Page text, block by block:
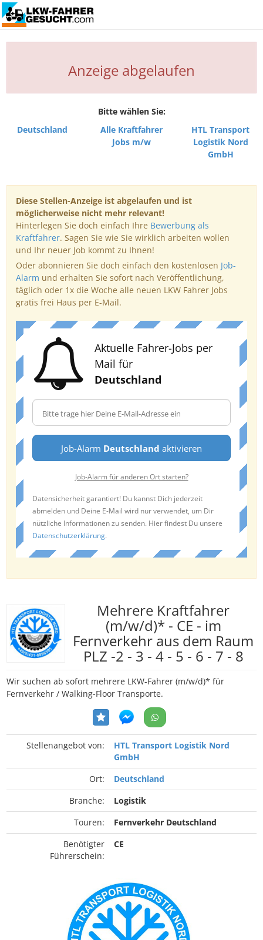
Anzeige abgelaufen
Bitte wählen Sie:
Deutschland
Alle Kraftfahrer
Jobs m/w
HTL Transport
Logistik Nord
GmbH
Diese Stellen-Anzeige ist abgelaufen und ist
möglicherweise nicht mehr relevant!
Hinterlegen Sie doch einfach Ihre Bewerbung als
Kraftfahrer. Sagen Sie wie Sie wirklich arbeiten wollen
und Ihr neuer Job kommt zu Ihnen!
Oder abonnieren Sie doch einfach den kostenlosen Job-
Alarm und erhalten Sie sofort nach Veröffentlichung,
täglich oder 1x die Woche alle neuen LKW Fahrer Jobs
gratis frei Haus per E-Mail.
Aktuelle Fahrer-Jobs per
Mail für
Deutschland
Job-Alarm Deutschland aktivieren
Job-Alarm für anderen Ort starten?
Datensicherheit garantiert! Du kannst Dich jederzeit
abmelden und Deine E-Mail wird nur verwendet, um Dir
nützliche Informationen zu senden. Hier findest Du unsere
Datenschutzerklärung.
Mehrere Kraftfahrer
(m/w/d)* - CE - im
Fernverkehr aus dem Raum
PLZ -2 - 3 - 4 - 5 - 6 - 7 - 8
Wir suchen ab sofort mehrere LKW-Fahrer (m/w/d)* für
Fernverkehr / Walking-Floor Transporte.
Stellenangebot von:
HTL Transport Logistik Nord
GmbH
Ort:
Deutschland
Branche:
Logistik
Touren:
Fernverkehr Deutschland
Benötigter
Führerschein:
CE